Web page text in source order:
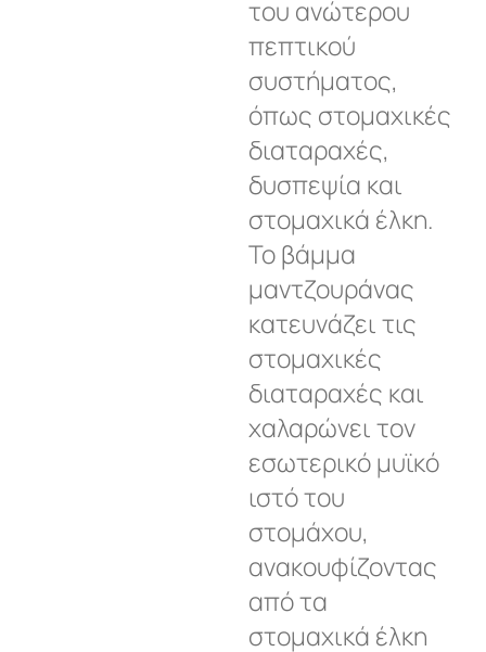
του ανώτερου
πεπτικού
συστήματος,
όπως στομαχικές
διαταραχές,
δυσπεψία και
στομαχικά έλκη.
Το βάμμα
μαντζουράνας
κατευνάζει τις
στομαχικές
διαταραχές και
χαλαρώνει τον
εσωτερικό μυϊκό
ιστό του
στομάχου,
ανακουφίζοντας
από τα
στομαχικά έλκη